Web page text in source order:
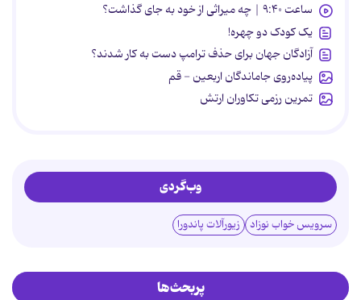
ساعت ۹:۴۰ | چه میراثی از خود به جای گذاشت؟
یک کودک دو چهره!
آزادگان جهان برای حذف ترامپ دست به کار شدند؟
پیاده‌روی جاماندگان اربعین - قم
تمرین رزمی تکاوران ارتش
وب‌گردی
سرویس خواب نوزاد زیورآلات پاندورا
پربحث‌ها